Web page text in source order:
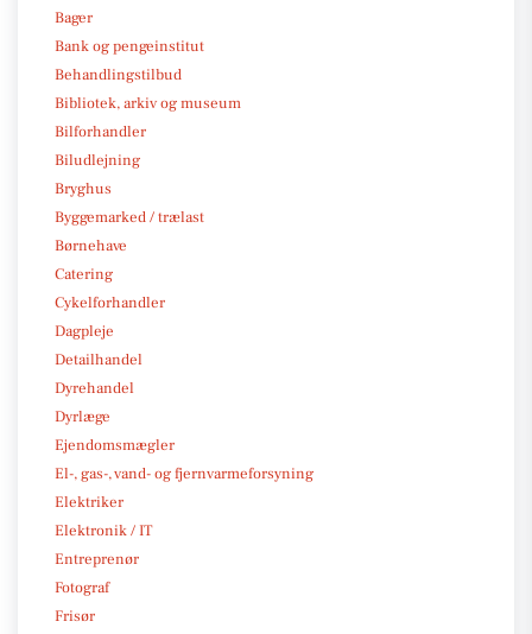
Bager
Bank og pengeinstitut
Behandlingstilbud
Bibliotek, arkiv og museum
Bilforhandler
Biludlejning
Bryghus
Byggemarked / trælast
Børnehave
Catering
Cykelforhandler
Dagpleje
Detailhandel
Dyrehandel
Dyrlæge
Ejendomsmægler
El-, gas-, vand- og fjernvarmeforsyning
Elektriker
Elektronik / IT
Entreprenør
Fotograf
Frisør